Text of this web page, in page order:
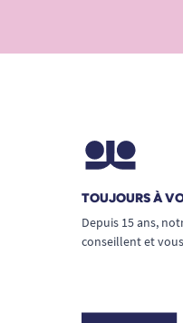
TOUJOURS À
Depuis 15 ans,
conseillent et